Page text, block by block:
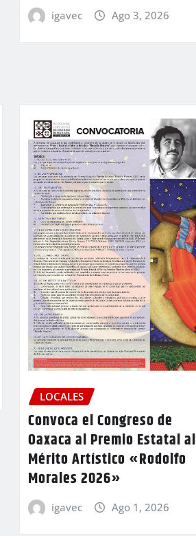
igavec Ago 3, 2026
LOCALES
Convoca el Congreso de
Oaxaca al Premio Estatal al
Mérito Artístico «Rodolfo
Morales 2026»
igavec Ago 1, 2026